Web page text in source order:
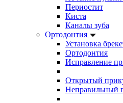
Периостит
Киста
Каналы зуба
Ортодонтия
Установка
Ортодонтия
Исправление
Открытый
Неправильный